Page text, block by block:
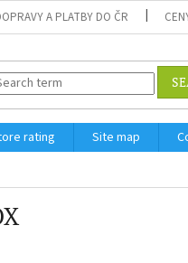
A PLATBY DO ČR
rating Site map